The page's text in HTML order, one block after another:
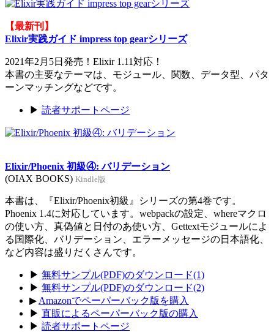
【最新刊】
Elixir実践ガイド impress top gearシリーズ
2021年2月5日発売！Elixir 1.11対応！
本書の主要なテーマは、モジュール、関数、データ型、パタ
ーンマッチングなどです。
▶ 読者サポートページ
Elixir/Phoenix 初級④: バリデーション
(OIAX BOOKS) Kindle版
本書は、『Elixir/Phoenix初級』シリーズの第4巻です。
Phoenix 1.4に対応しています。webpackの設定、whereマクロ
の使い方、真偽値と日付のあ使い方、Gettextモジュールによ
る国際化、バリデーション、エラーメッセージの日本語化、
など内容は盛りだくさんです。
▶ 無料サンプル(PDF)のダウンロード(1)
▶ 無料サンプル(PDF)のダウンロード(2)
▶ Amazonでペーパーバック版を購入
▶ 直販によるペーパーバック版の購入
▶ 読者サポートページ